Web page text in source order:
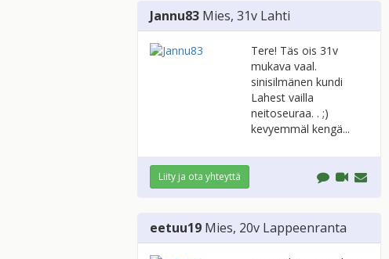
Jannu83 Mies, 31v Lahti
Tere! Täs ois 31v
mukava vaal.
sinisilmänen kundi
Lahest vailla
neitoseuraa. . ;)
kevyemmäl kengä...
Liity ja ota yhteyttä
eetuu19 Mies, 20v Lappeenranta